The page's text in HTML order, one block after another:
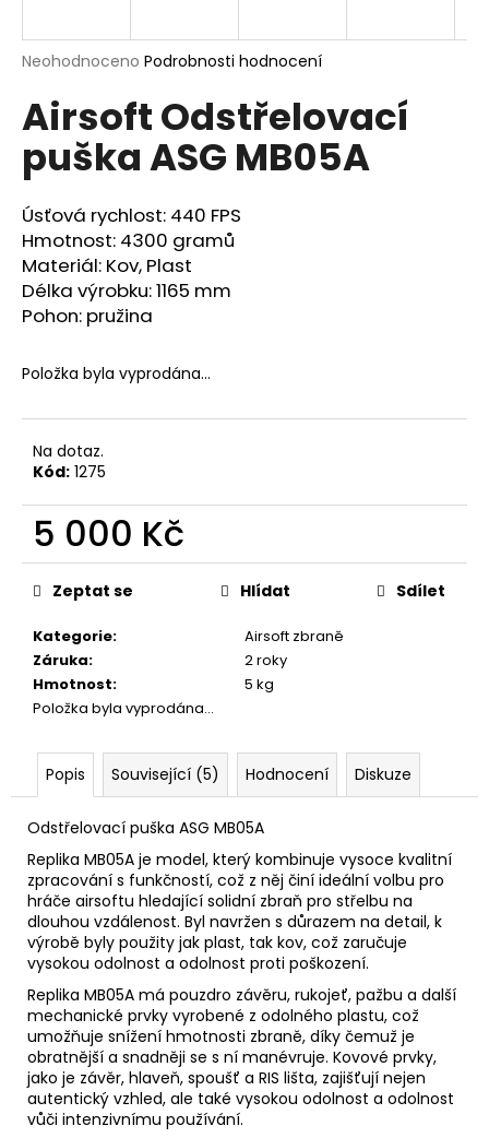
Průměrné
produktu
je
5
hvězdiček.
Neohodnoceno Podrobnosti hodnocení
Airsoft Odstřelovací
puška ASG MB05A
Úsťová rychlost: 440 FPS
Hmotnost: 4300 gramů
Materiál: Kov, Plast
Délka výrobku: 1165 mm
Pohon: pružina
Položka byla vyprodána…
Na dotaz.
Kód: 1275
5 000 Kč
Měrná
cena:
Kategorie:
Airsoft zbraně
Záruka:
2 roky
Hmotnost:
5 kg
Položka byla vyprodána…
Zeptat se Hlídat Sdílet
Popis Související (5) Hodnocení Diskuze
Odstřelovací puška ASG MB05A
Replika MB05A je model, který kombinuje vysoce kvalitní
zpracování s funkčností, což z něj činí ideální volbu pro
hráče airsoftu hledající solidní zbraň pro střelbu na
dlouhou vzdálenost. Byl navržen s důrazem na detail, k
výrobě byly použity jak plast, tak kov, což zaručuje
vysokou odolnost a odolnost proti poškození.
Replika MB05A má pouzdro závěru, rukojeť, pažbu a další
mechanické prvky vyrobené z odolného plastu, což
umožňuje snížení hmotnosti zbraně, díky čemuž je
obratnější a snadněji se s ní manévruje. Kovové prvky,
jako je závěr, hlaveň, spoušť a RIS lišta, zajišťují nejen
autentický vzhled, ale také vysokou odolnost a odolnost
vůči intenzivnímu používání.
j
t
?
HLEDAT
o
o
u
e
m
ŠÍP
KARBONOVÝ
DO
16"
125
Kč